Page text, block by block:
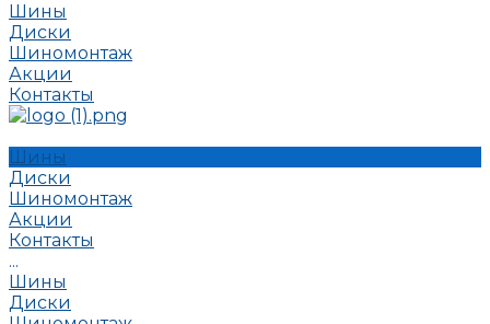
Шины
Диски
Шиномонтаж
Акции
Контакты
Шины
Диски
Шиномонтаж
Акции
Контакты
...
Шины
Диски